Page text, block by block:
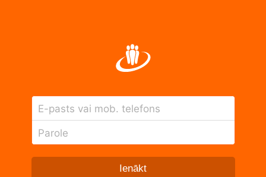
E-pasts vai mob. telefons
Parole
Ienākt